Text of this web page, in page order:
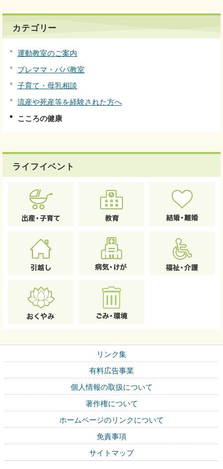
カテゴリー
運動教室のご案内
プレママ・パパ教室
子育て・母乳相談
流産や死産等を経験された方へ
こころの健康
ライフイベント
リンク集
有料広告事業
個人情報の取扱について
著作権について
ホームページのリンクについて
免責事項
サイトマップ